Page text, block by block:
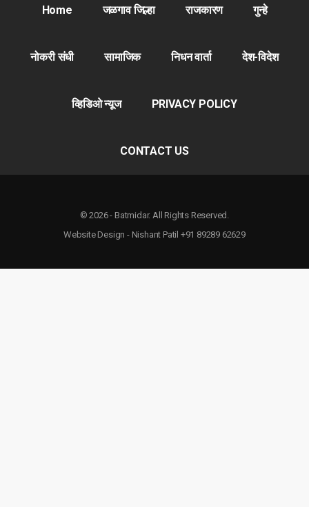
Home जळगाव जिल्हा राजकारण गुन्हे
नोकरी संधी सामाजिक निधन वार्ता देश-विदेश
व्हिडिओ न्यूज PRIVACY POLICY
CONTACT US
© 2026 - Batmidar. All Rights Reserved.
Website Design - Nishant Patil +91 89289 62629